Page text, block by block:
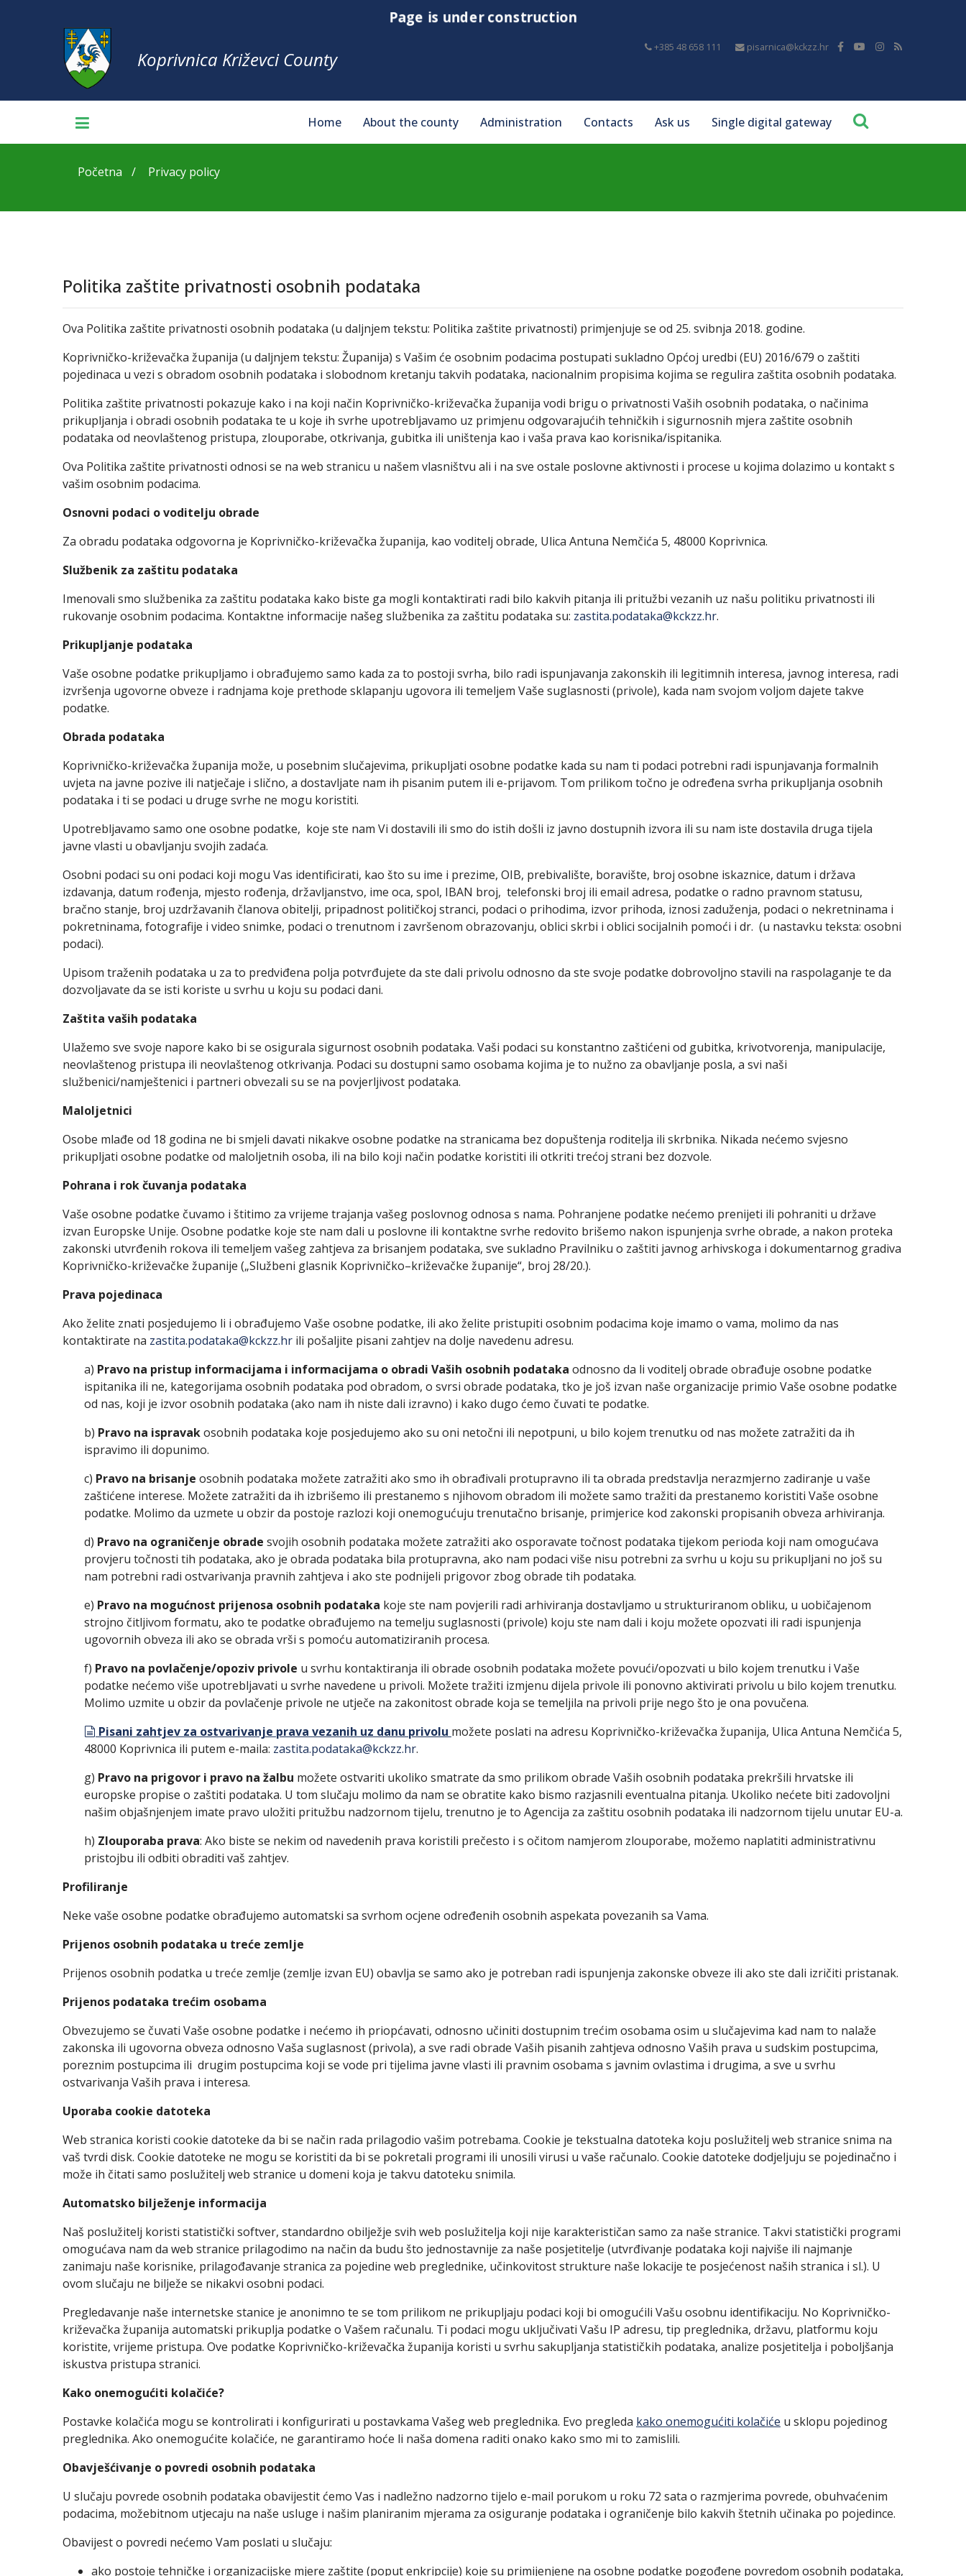
Page is under construction
+385 48 658 111 pisarnica@kckzz.hr
Koprivnica Križevci County
Home About the county Administration Contacts Ask us Single digital gateway
Početna Privacy policy
Politika zaštite privatnosti osobnih podataka
Ova Politika zaštite privatnosti osobnih podataka (u daljnjem tekstu: Politika zaštite privatnosti) primjenjuje se od 25. svibnja 2018. godine.
Koprivničko-križevačka županija (u daljnjem tekstu: Županija) s Vašim će osobnim podacima postupati sukladno Općoj uredbi (EU) 2016/679 o zaštiti
pojedinaca u vezi s obradom osobnih podataka i slobodnom kretanju takvih podataka, nacionalnim propisima kojima se regulira zaštita osobnih podataka.
Politika zaštite privatnosti pokazuje kako i na koji način Koprivničko-križevačka županija vodi brigu o privatnosti Vaših osobnih podataka, o načinima
prikupljanja i obradi osobnih podataka te u koje ih svrhe upotrebljavamo uz primjenu odgovarajućih tehničkih i sigurnosnih mjera zaštite osobnih
podataka od neovlaštenog pristupa, zlouporabe, otkrivanja, gubitka ili uništenja kao i vaša prava kao korisnika/ispitanika.
Ova Politika zaštite privatnosti odnosi se na web stranicu u našem vlasništvu ali i na sve ostale poslovne aktivnosti i procese u kojima dolazimo u kontakt s
vašim osobnim podacima.
Osnovni podaci o voditelju obrade
Za obradu podataka odgovorna je Koprivničko-križevačka županija, kao voditelj obrade, Ulica Antuna Nemčića 5, 48000 Koprivnica.
Službenik za zaštitu podataka
Imenovali smo službenika za zaštitu podataka kako biste ga mogli kontaktirati radi bilo kakvih pitanja ili pritužbi vezanih uz našu politiku privatnosti ili
rukovanje osobnim podacima. Kontaktne informacije našeg službenika za zaštitu podataka su: zastita.podataka@kckzz.hr.
Prikupljanje podataka
Vaše osobne podatke prikupljamo i obrađujemo samo kada za to postoji svrha, bilo radi ispunjavanja zakonskih ili legitimnih interesa, javnog interesa, radi
izvršenja ugovorne obveze i radnjama koje prethode sklapanju ugovora ili temeljem Vaše suglasnosti (privole), kada nam svojom voljom dajete takve
podatke.
Obrada podataka
Koprivničko-križevačka županija može, u posebnim slučajevima, prikupljati osobne podatke kada su nam ti podaci potrebni radi ispunjavanja formalnih
uvjeta na javne pozive ili natječaje i slično, a dostavljate nam ih pisanim putem ili e-prijavom. Tom prilikom točno je određena svrha prikupljanja osobnih
podataka i ti se podaci u druge svrhe ne mogu koristiti.
Upotrebljavamo samo one osobne podatke, koje ste nam Vi dostavili ili smo do istih došli iz javno dostupnih izvora ili su nam iste dostavila druga tijela
javne vlasti u obavljanju svojih zadaća.
Osobni podaci su oni podaci koji mogu Vas identificirati, kao što su ime i prezime, OIB, prebivalište, boravište, broj osobne iskaznice, datum i država
izdavanja, datum rođenja, mjesto rođenja, državljanstvo, ime oca, spol, IBAN broj, telefonski broj ili email adresa, podatke o radno pravnom statusu,
bračno stanje, broj uzdržavanih članova obitelji, pripadnost političkoj stranci, podaci o prihodima, izvor prihoda, iznosi zaduženja, podaci o nekretninama i
pokretninama, fotografije i video snimke, podaci o trenutnom i završenom obrazovanju, oblici skrbi i oblici socijalnih pomoći i dr. (u nastavku teksta: osobni
podaci).
Upisom traženih podataka u za to predviđena polja potvrđujete da ste dali privolu odnosno da ste svoje podatke dobrovoljno stavili na raspolaganje te da
dozvoljavate da se isti koriste u svrhu u koju su podaci dani.
Zaštita vaših podataka
Ulažemo sve svoje napore kako bi se osigurala sigurnost osobnih podataka. Vaši podaci su konstantno zaštićeni od gubitka, krivotvorenja, manipulacije,
neovlaštenog pristupa ili neovlaštenog otkrivanja. Podaci su dostupni samo osobama kojima je to nužno za obavljanje posla, a svi naši
službenici/namještenici i partneri obvezali su se na povjerljivost podataka.
Maloljetnici
Osobe mlađe od 18 godina ne bi smjeli davati nikakve osobne podatke na stranicama bez dopuštenja roditelja ili skrbnika. Nikada nećemo svjesno
prikupljati osobne podatke od maloljetnih osoba, ili na bilo koji način podatke koristiti ili otkriti trećoj strani bez dozvole.
Pohrana i rok čuvanja podataka
Vaše osobne podatke čuvamo i štitimo za vrijeme trajanja vašeg poslovnog odnosa s nama. Pohranjene podatke nećemo prenijeti ili pohraniti u države
izvan Europske Unije. Osobne podatke koje ste nam dali u poslovne ili kontaktne svrhe redovito brišemo nakon ispunjenja svrhe obrade, a nakon proteka
zakonski utvrđenih rokova ili temeljem vašeg zahtjeva za brisanjem podataka, sve sukladno Pravilniku o zaštiti javnog arhivskoga i dokumentarnog gradiva
Koprivničko-križevačke županije („Službeni glasnik Koprivničko–križevačke županije“, broj 28/20.).
Prava pojedinaca
Ako želite znati posjedujemo li i obrađujemo Vaše osobne podatke, ili ako želite pristupiti osobnim podacima koje imamo o vama, molimo da nas
kontaktirate na zastita.podataka@kckzz.hr ili pošaljite pisani zahtjev na dolje navedenu adresu.
a) Pravo na pristup informacijama i informacijama o obradi Vaših osobnih podataka odnosno da li voditelj obrade obrađuje osobne podatke
ispitanika ili ne, kategorijama osobnih podataka pod obradom, o svrsi obrade podataka, tko je još izvan naše organizacije primio Vaše osobne podatke
od nas, koji je izvor osobnih podataka (ako nam ih niste dali izravno) i kako dugo ćemo čuvati te podatke.
b) Pravo na ispravakosobnih podataka koje posjedujemo ako su oni netočni ili nepotpuni, u bilo kojem trenutku od nas možete zatražiti da ih
ispravimo ili dopunimo.
c) Pravo na brisanje osobnih podataka možete zatražiti ako smo ih obrađivali protupravno ili ta obrada predstavlja nerazmjerno zadiranje u vaše
zaštićene interese. Možete zatražiti da ih izbrišemo ili prestanemo s njihovom obradom ili možete samo tražiti da prestanemo koristiti Vaše osobne
podatke. Molimo da uzmete u obzir da postoje razlozi koji onemogućuju trenutačno brisanje, primjerice kod zakonski propisanih obveza arhiviranja.
d) Pravo na ograničenje obrade svojih osobnih podataka možete zatražiti ako osporavate točnost podataka tijekom perioda koji nam omogućava
provjeru točnosti tih podataka, ako je obrada podataka bila protupravna, ako nam podaci više nisu potrebni za svrhu u koju su prikupljani no još su
nam potrebni radi ostvarivanja pravnih zahtjeva i ako ste podnijeli prigovor zbog obrade tih podataka.
e) Pravo na mogućnost prijenosa osobnih podataka koje ste nam povjerili radi arhiviranja dostavljamo u strukturiranom obliku, u uobičajenom
strojno čitljivom formatu, ako te podatke obrađujemo na temelju suglasnosti (privole) koju ste nam dali i koju možete opozvati ili radi ispunjenja
ugovornih obveza ili ako se obrada vrši s pomoću automatiziranih procesa.
f) Pravo na povlačenje/opoziv privole u svrhu kontaktiranja ili obrade osobnih podataka možete povući/opozvati u bilo kojem trenutku i Vaše
podatke nećemo više upotrebljavati u svrhe navedene u privoli. Možete tražiti izmjenu dijela privole ili ponovno aktivirati privolu u bilo kojem trenutku.
Molimo uzmite u obzir da povlačenje privole ne utječe na zakonitost obrade koja se temeljila na privoli prije nego što je ona povučena.
document
Pisani zahtjev za ostvarivanje prava vezanih uz danu privolu možete poslati na adresu Koprivničko-križevačka županija, Ulica Antuna Nemčića 5,
48000 Koprivnica ili putem e-maila: zastita.podataka@kckzz.hr.
g) Pravo na prigovor i pravo na žalbu možete ostvariti ukoliko smatrate da smo prilikom obrade Vaših osobnih podataka prekršili hrvatske ili
europske propise o zaštiti podataka. U tom slučaju molimo da nam se obratite kako bismo razjasnili eventualna pitanja. Ukoliko nećete biti zadovoljni
našim objašnjenjem imate pravo uložiti pritužbu nadzornom tijelu, trenutno je to Agencija za zaštitu osobnih podataka ili nadzornom tijelu unutar EU-a.
h) Zlouporaba prava: Ako biste se nekim od navedenih prava koristili prečesto i s očitom namjerom zlouporabe, možemo naplatiti administrativnu
pristojbu ili odbiti obraditi vaš zahtjev.
Profiliranje
Neke vaše osobne podatke obrađujemo automatski sa svrhom ocjene određenih osobnih aspekata povezanih sa Vama.
Prijenos osobnih podataka u treće zemlje
Prijenos osobnih podatka u treće zemlje (zemlje izvan EU) obavlja se samo ako je potreban radi ispunjenja zakonske obveze ili ako ste dali izričiti pristanak.
Prijenos podataka trećim osobama
Obvezujemo se čuvati Vaše osobne podatke i nećemo ih priopćavati, odnosno učiniti dostupnim trećim osobama osim u slučajevima kad nam to nalaže
zakonska ili ugovorna obveza odnosno Vaša suglasnost (privola), a sve radi obrade Vaših pisanih zahtjeva odnosno Vaših prava u sudskim postupcima,
poreznim postupcima ili drugim postupcima koji se vode pri tijelima javne vlasti ili pravnim osobama s javnim ovlastima i drugima, a sve u svrhu
ostvarivanja Vaših prava i interesa.
Uporaba cookie datoteka
Web stranica koristi cookie datoteke da bi se način rada prilagodio vašim potrebama. Cookie je tekstualna datoteka koju poslužitelj web stranice snima na
vaš tvrdi disk. Cookie datoteke ne mogu se koristiti da bi se pokretali programi ili unosili virusi u vaše računalo. Cookie datoteke dodjeljuju se pojedinačno i
može ih čitati samo poslužitelj web stranice u domeni koja je takvu datoteku snimila.
Automatsko bilježenje informacija
Naš poslužitelj koristi statistički softver, standardno obilježje svih web poslužitelja koji nije karakterističan samo za naše stranice. Takvi statistički programi
omogućava nam da web stranice prilagodimo na način da budu što jednostavnije za naše posjetitelje (utvrđivanje podataka koji najviše ili najmanje
zanimaju naše korisnike, prilagođavanje stranica za pojedine web preglednike, učinkovitost strukture naše lokacije te posjećenost naših stranica i sl.). U
ovom slučaju ne bilježe se nikakvi osobni podaci.
Pregledavanje naše internetske stanice je anonimno te se tom prilikom ne prikupljaju podaci koji bi omogućili Vašu osobnu identifikaciju. No Koprivničko-
križevačka županija automatski prikuplja podatke o Vašem računalu. Ti podaci mogu uključivati Vašu IP adresu, tip preglednika, državu, platformu koju
koristite, vrijeme pristupa. Ove podatke Koprivničko-križevačka županija koristi u svrhu sakupljanja statističkih podataka, analize posjetitelja i poboljšanja
iskustva pristupa stranici.
Kako onemogućiti kolačiće?
Postavke kolačića mogu se kontrolirati i konfigurirati u postavkama Vašeg web preglednika. Evo pregleda kako onemogućiti kolačiće u sklopu pojedinog
preglednika. Ako onemogućite kolačiće, ne garantiramo hoće li naša domena raditi onako kako smo mi to zamislili.
Obavješćivanje o povredi osobnih podataka
U slučaju povrede osobnih podataka obavijestit ćemo Vas i nadležno nadzorno tijelo e-mail porukom u roku 72 sata o razmjerima povrede, obuhvaćenim
podacima, možebitnom utjecaju na naše usluge i našim planiranim mjerama za osiguranje podataka i ograničenje bilo kakvih štetnih učinaka po pojedince.
Obavijest o povredi nećemo Vam poslati u slučaju:
ako postoje tehničke i organizacijske mjere zaštite (poput enkripcije) koje su primijenjene na osobne podatke pogođene povredom osobnih podataka,